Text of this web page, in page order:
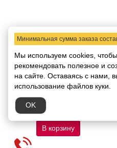
189005 Керамогранит
Dune Quercus Miele
22х120
Код товара:
4690.00 руб.
В корзину
Минимальная сумма заказа
Мы используем cookies,
рекомендовать полезное и
на сайте. Оставаясь с нами,
использование файлов куки.
OK